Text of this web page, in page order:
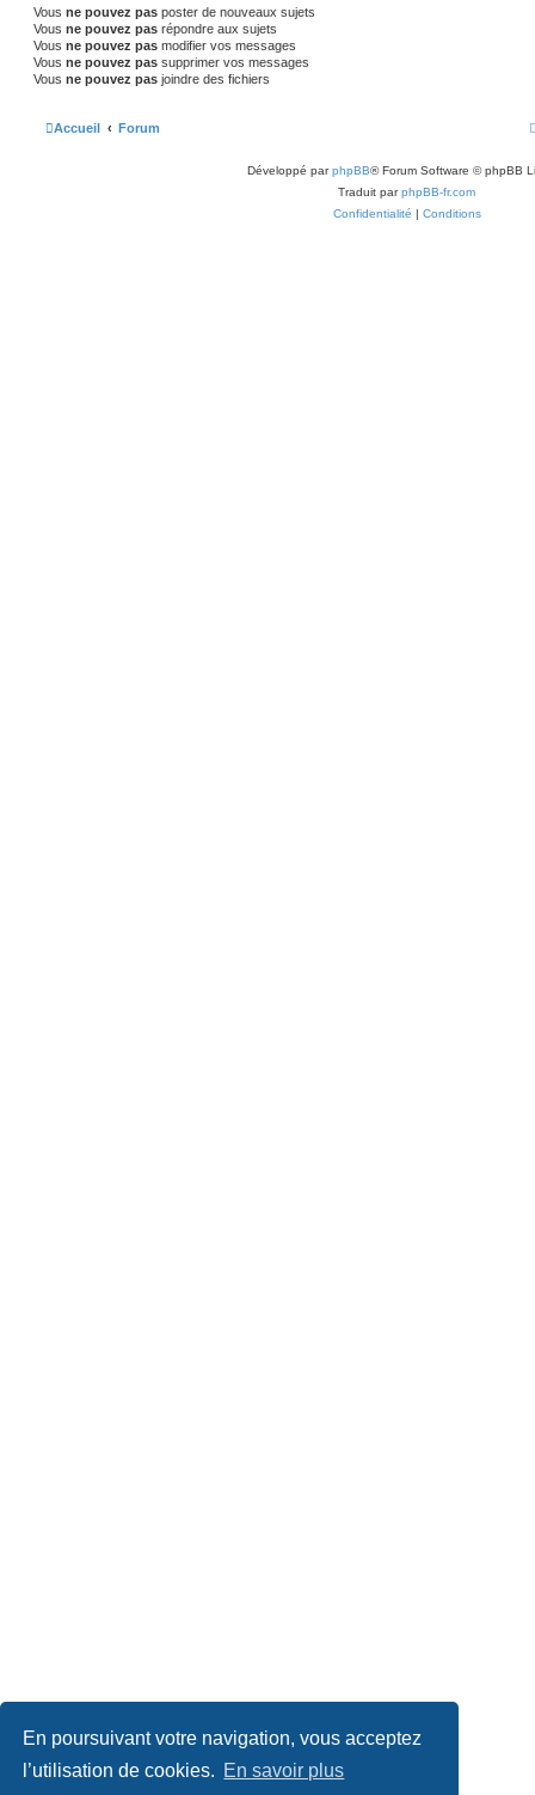
En poursuivant votre navigation, vous acceptez
l’utilisation de cookies. En savoir plus
Vous ne pouvez pas poster de nouveaux sujets
Vous ne pouvez pas répondre aux sujets
Vous ne pouvez pas modifier vos messages
Vous ne pouvez pas supprimer vos messages
Vous ne pouvez pas joindre des fichiers
Accueil Forum
Développé parphpBB® Forum Software © phpBB
Traduit parphpBB-fr.com
Confidentialité | Conditions